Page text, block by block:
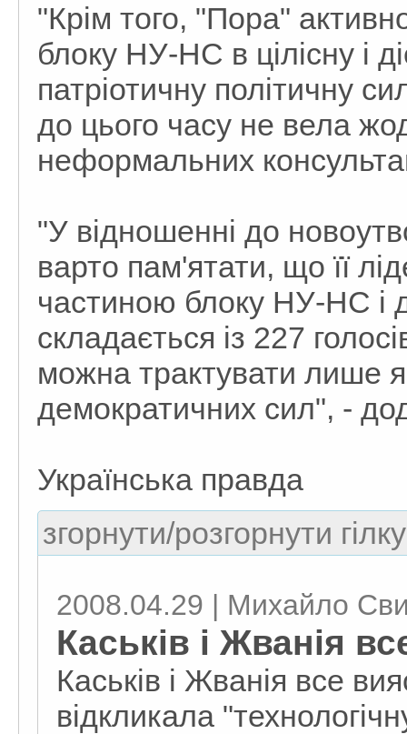
"Крім того, "Пора"
блоку НУ-НС в цілісну і
патріотичну політичну
до цього часу не вела
неформальних
"У відношенні до
варто пам'ятати, що її
частиною блоку НУ-НС і
складається із 227
можна трактувати лише
демократичних сил", -
Українська правда
згорнути/розгорнути
2008.04.29 | Михайло
Каськів і Жванія
Каськів і Жванія все
відкликала